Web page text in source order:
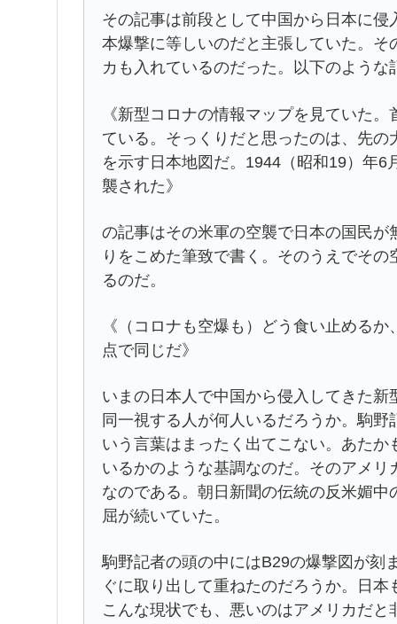
その記事は前段として中国から日本に
本爆撃に等しいのだと主張していた。
カも入れているのだった。以下のような
《新型コロナの情報マップを見ていた
ている。そっくりだと思ったのは、先
を示す日本地図だ。1944（昭和19）年
襲された》
の記事はその米軍の空襲で日本の国民
りをこめた筆致で書く。そのうえでそ
るのだ。
《（コロナも空爆も）どう食い止める
点で同じだ》
いまの日本人で中国から侵入してきた
同一視する人が何人いるだろうか。駒
いう言葉はまったく出てこない。あた
いるかのような基調なのだ。そのアメ
なのである。朝日新聞の伝統の反米媚
屈が続いていた。
駒野記者の頭の中にはB29の爆撃図が刻
ぐに取り出して重ねたのだろうか。日
こんな現状でも、悪いのはアメリカだ